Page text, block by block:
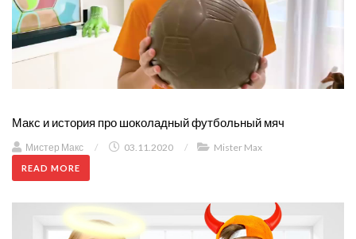
Макс и история про шоколадный футбольный мяч
Мистер Макс / 03.11.2020 / Mister Max
READ MORE